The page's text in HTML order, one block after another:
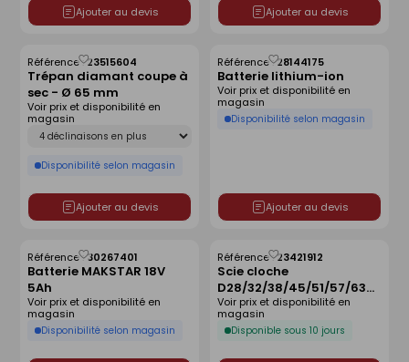
Ajouter au devis Ajouter au devis
Trépan diamant coupe à
sec - Ø 65 mm
Référence :23515604
Déclinaison
Disponibilité selon magasin
Voir prix et disponibilité en
magasin
Ajouter au devis
Enregistrer
comme
liste
Batterie lithium-ion
Référence :28144175
Disponibilité selon magasin
Voir prix et disponibilité en
magasin
Ajouter au devis
Enregistrer
comme
liste
Batterie MAKSTAR 18V
5Ah
Référence :30267401
Disponibilité selon magasin
Voir prix et disponibilité en
magasin
Enregistrer
comme
Scie cloche
D28/32/38/45/51/57/63
multi-lames de 7 - 25mm
Référence :23421912
Disponible sous 10 jours
Voir prix et disponibilité en
magasin
Enregistrer
comme
liste